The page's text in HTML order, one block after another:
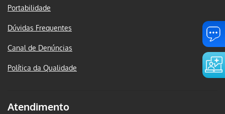
Portabilidade
Dúvidas Frequentes
Canal de Denúncias
Política da Qualidade
Atendimento